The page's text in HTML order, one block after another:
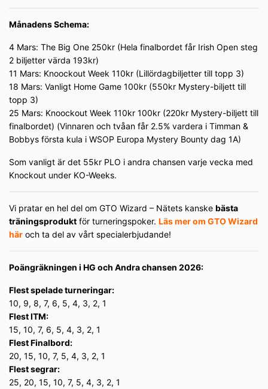
Månadens Schema:
4 Mars: The Big One 250kr (Hela finalbordet får Irish Open steg
2 biljetter värda 193kr)
11 Mars: Knoockout Week 110kr (Lillördagbiljetter till topp 3)
18 Mars: Vanligt Home Game 100kr (550kr Mystery-biljett till
topp 3)
25 Mars: Knoockout Week 110kr 100kr (220kr Mystery-biljett till
finalbordet) (Vinnaren och tvåan får 2.5% vardera i Timman &
Bobbys första kula i WSOP Europa Mystery Bounty dag 1A)
Som vanligt är det 55kr PLO i andra chansen varje vecka med
Knockout under KO-Weeks.
Vi pratar en hel del om GTO Wizard – Nätets kanske bästa
träningsprodukt för turneringspoker. Läs mer om GTO Wizard
här och ta del av vårt specialerbjudande!
Poängräkningen i HG och Andra chansen 2026:
Flest spelade turneringar:
10, 9, 8, 7, 6, 5, 4, 3, 2, 1
Flest ITM:
15, 10, 7, 6, 5, 4, 3, 2, 1
Flest Finalbord:
20, 15, 10, 7, 5, 4, 3, 2, 1
Flest segrar:
25, 20, 15, 10, 7, 5, 4, 3, 2, 1